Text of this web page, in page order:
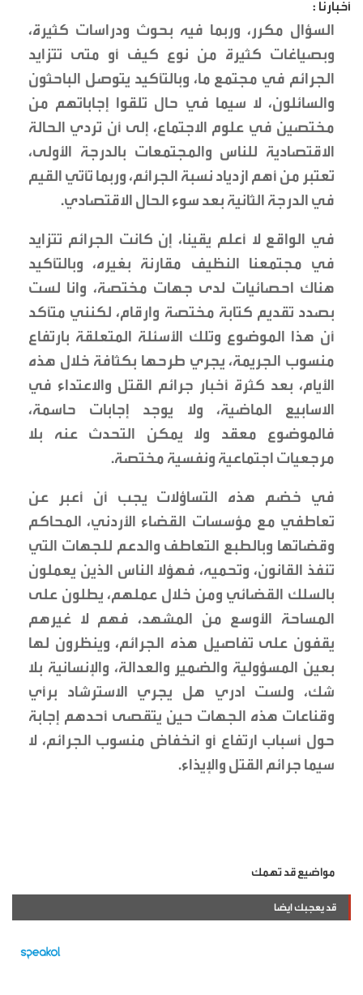
أخبارنا :
السؤال مكرر، وربما فيه بحوث ودراسات كثيرة،
وبصياغات كثيرة من نوع كيف أو متى تتزايد
الجرائم في مجتمع ما، وبالتأكيد يتوصل الباحثون
والسائلون، لا سيما في حال تلقوا إجاباتهم من
مختصين في علوم الاجتماع، إلى أن تردي الحالة
الاقتصادية للناس والمجتمعات بالدرجة الأولى،
تعتبر من أهم ازدياد نسبة الجرائم، وربما تأتي القيم
في الدرجة الثانية بعد سوء الحال الاقتصادي.
في الواقع لا أعلم يقينا، إن كانت الجرائم تتزايد
في مجتمعنا النظيف مقارنة بغيره، وبالتأكيد
هناك احصائيات لدى جهات مختصة، وانا لست
بصدد تقديم كتابة مختصة وارقام، لكنني متأكد
أن هذا الموضوع وتلك الأسئلة المتعلقة بارتفاع
منسوب الجريمة، يجري طرحها بكثافة خلال هذه
الأيام، بعد كثرة أخبار جرائم القتل والاعتداء في
الاسابيع الماضية، ولا يوجد إجابات حاسمة،
فالموضوع معقد ولا يمكن التحدث عنه بلا
مرجعيات اجتماعية ونفسية مختصة.
في خضم هذه التساؤلات يجب أن أعبر عن
تعاطفي مع مؤسسات القضاء الأردني، المحاكم
وقضاتها وبالطبع التعاطف والدعم للجهات التي
تنفذ القانون، وتحميه، فهؤلا الناس الذين يعملون
بالسلك القضائي ومن خلال عملهم، يطلون على
المساحة الأوسع من المشهد، فهم لا غيرهم
يقفون على تفاصيل هذه الجرائم، وينظرون لها
بعين المسؤولية والضمير والعدالة، والإنسانية بلا
شك، ولست ادري هل يجري الاسترشاد برأي
وقناعات هذه الجهات حين يتقصى أحدهم إجابة
حول أسباب ارتفاع أو انخفاض منسوب الجرائم، لا
سيما جرائم القتل والإيذاء.
مواضيع قد تهمك
قد يعجبك ايضا